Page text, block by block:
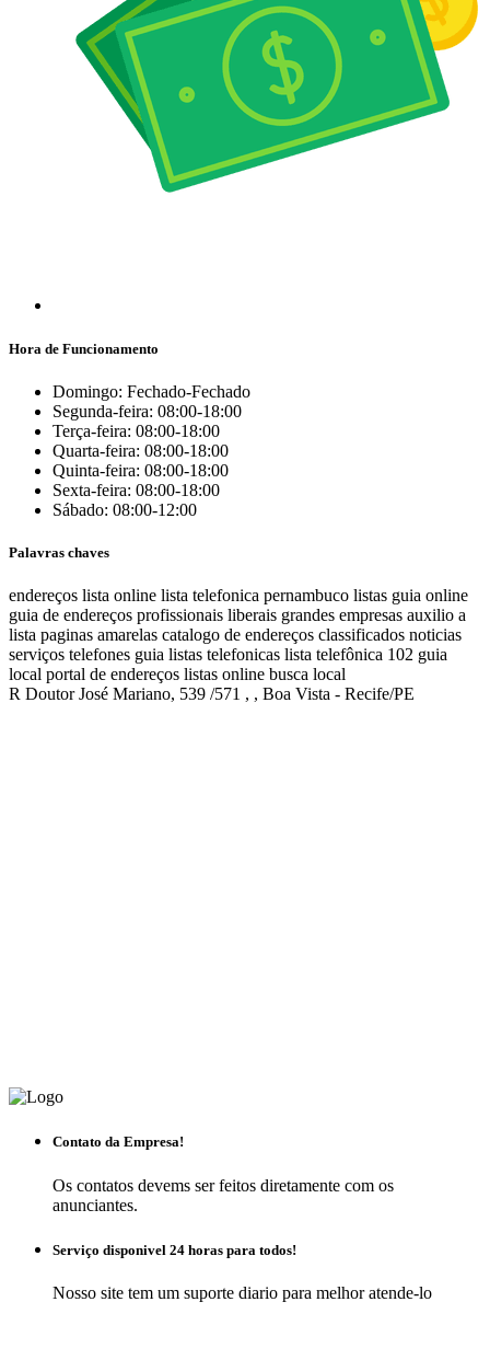
Hora de Funcionamento
Domingo: Fechado-Fechado
Segunda-feira: 08:00-18:00
Terça-feira: 08:00-18:00
Quarta-feira: 08:00-18:00
Quinta-feira: 08:00-18:00
Sexta-feira: 08:00-18:00
Sábado: 08:00-12:00
Palavras chaves
endereços lista online lista telefonica pernambuco listas guia online
guia de endereços profissionais liberais grandes empresas auxilio a
lista paginas amarelas catalogo de endereços classificados noticias
serviços telefones guia listas telefonicas lista telefônica 102 guia
local portal de endereços listas online busca local
R Doutor José Mariano, 539 /571 , , Boa Vista - Recife/PE
Contato da Empresa!
Os contatos devems ser feitos diretamente com os
anunciantes.
Serviço disponivel 24 horas para todos!
Nosso site tem um suporte diario para melhor atende-lo